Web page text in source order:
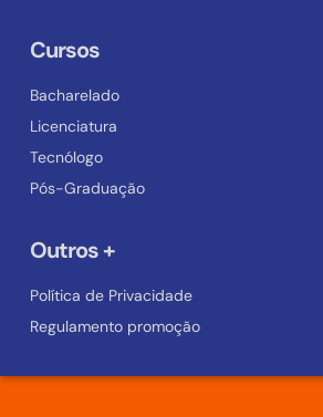
Cursos
Bacharelado
Licenciatura
Tecnólogo
Pós-Graduação
Outros +
Política de Privacidade
Regulamento promoção